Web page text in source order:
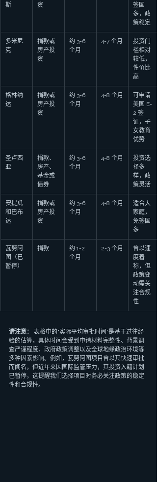
斯
资
签国
多，政
策稳定
多米尼
克
捐款或
房产投
资
约 3-6
个月
4-7 个月
投资门
槛相对
较低，
性价比
高
格林纳
达
捐款或
房产投
资
约 3-6
个月
4-8 个月
可申请
美国 E-
2 签
证，子
女教育
优势
圣卢西
亚
捐款、
房产、
基金或
债券
约 3-6
个月
4-8 个月
投资选
择多
样，政
策灵活
安提瓜
和巴布
达
捐款或
房产投
资
约 3-6
个月
4-8 个月
适合大
家庭，
免签国
多
瓦努阿
图（已
暂停）
捐款
约 1-2
个月
2-3 个月
曾以速
度着
称，但
政策变
动需关
注合规
性
请注意：
表格中的“实际平均审批时间”是基于过往经
验的估算，具体时间会受到申请材料完整性、背景调
查严谨程度、政府政策调整以及全球地缘政治环境等
多种因素影响。例如，瓦努阿图项目曾以其快速审批
而闻名，但近年来因国际监管压力，其投资入籍计划
已暂停，这提醒我们选择项目时务必关注政策的稳定
性和合规性。